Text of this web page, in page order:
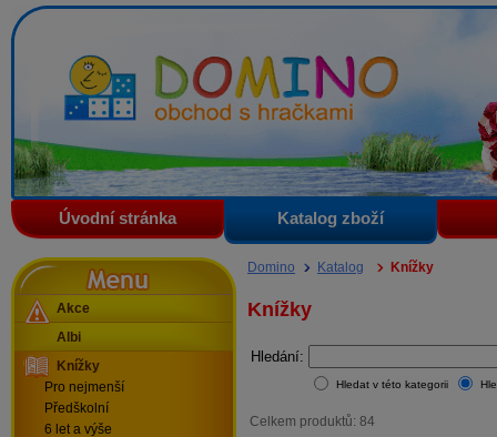
Domino - obchod s hračkami
Úvodní stránka Katalog zboží
Domino Katalog Knížky
Knížky
Hledání:
Hledat v této kategorii
Celkem produktů: 84
Menu
Akce
Albi
Knížky
Pro nejmenší
Předškolní
6 let a výše